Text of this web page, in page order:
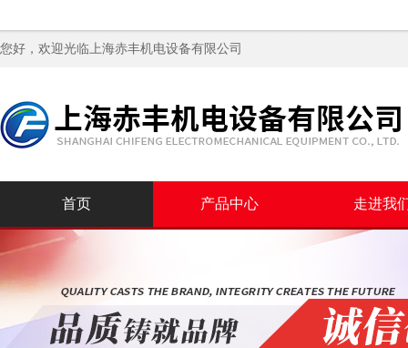
您好，欢迎光临上海赤丰机电设备有限公司
首页 产品中心 走进我